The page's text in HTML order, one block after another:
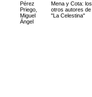
Pérez
Priego,
Miguel
Ángel
Mena y Cota: los
otros autores de
"La Celestina"